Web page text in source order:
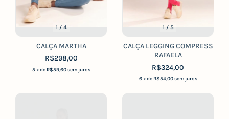
1 / 4
CALÇA MARTHA
R$298,00
5 x de R$59,60 sem juros
1 / 5
CALÇA LEGGING COMPRESS
RAFAELA
R$324,00
6 x de R$54,00 sem juros